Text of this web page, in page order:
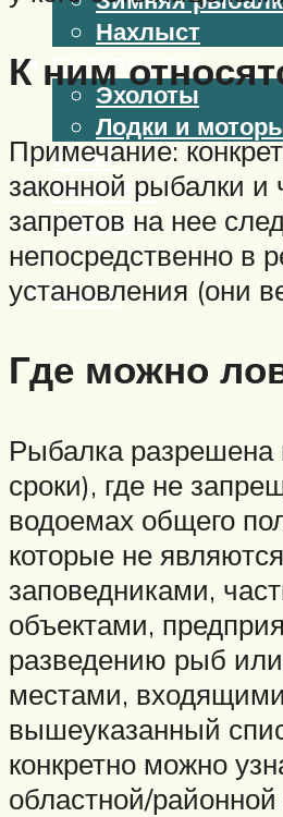
Нахлыст
Снаряжение
Эхолоты
Лодки и
Узлы
Рецепты
Разное
Меню
К ним
Примечание:
законной рыбалки и
запретов на нее
непосредственно в
установления (они
Где можно
Рыбалка разрешена
сроки), где не
водоемах общего
которые не являются
заповедниками,
объектами,
разведению рыб
местами,
вышеуказанный
конкретно можно
областной/